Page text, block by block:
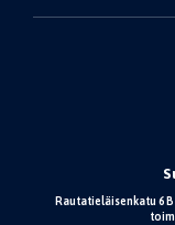
Rautatieläisenkatu 6 B